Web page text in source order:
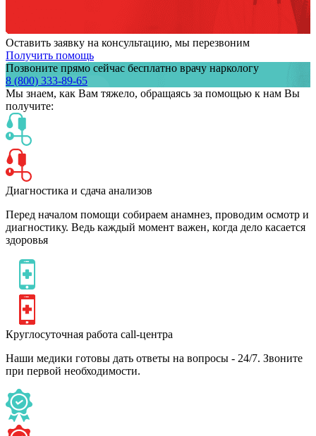
Оставить заявку на консультацию, мы перезвоним
Получить помощь
Позвоните прямо сейчас бесплатно врачу наркологу
8 (800) 333-89-65
Мы знаем, как Вам тяжело, обращаясь за помощью к нам Вы
получите:
Диагностика и сдача анализов
Перед началом помощи собираем анамнез, проводим осмотр и
диагностику. Ведь каждый момент важен, когда дело касается
здоровья
Круглосуточная работа call-центра
Наши медики готовы дать ответы на вопросы - 24/7. Звоните
при первой необходимости.